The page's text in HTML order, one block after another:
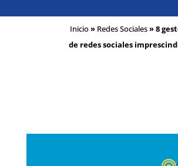
Inicio» Redes Sociales»8
de redes sociales